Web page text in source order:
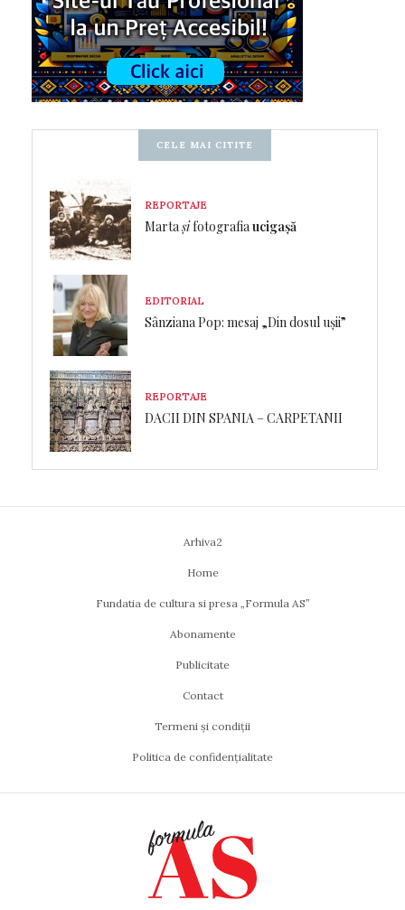
CELE MAI CITITE
REPORTAJE
Martașifotografia ucigașă
EDITORIAL
Sânziana Pop: mesaj „Din dosul ușii”
REPORTAJE
DACII DIN SPANIA – CARPETANII
Arhiva2
Home
Fundatia de cultura si presa „Formula AS”
Abonamente
Publicitate
Contact
Termeni și condiții
Politica de confidențialitate